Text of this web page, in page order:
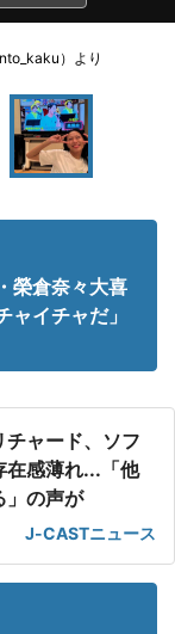
）より
榮倉奈々大喜
イチャだ」
ャード、ソフ
在感薄れ...「他
」の声が
J-CASTニュース